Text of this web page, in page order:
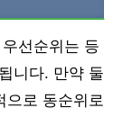
선순위는 등
니다. 만약 둘
으로 동순위로